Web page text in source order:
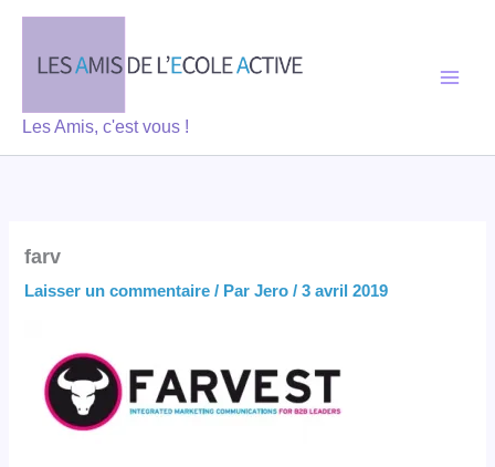
contenu
Les Amis, c'est vous !
farv
Laisser un commentaire / ParJero/3 avril 2019